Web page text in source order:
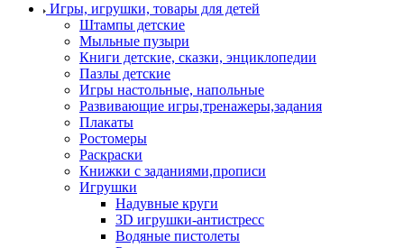
Игры, игрушки, товары для детей
Штампы детские
Мыльные пузыри
Книги детские, сказки, энциклопедии
Пазлы детские
Игры настольные, напольные
Развивающие игры,тренажеры,задания
Плакаты
Ростомеры
Раскраски
Книжки с заданиями,прописи
Игрушки
Надувные круги
3D игрушки-антистресс
Водяные пистолеты